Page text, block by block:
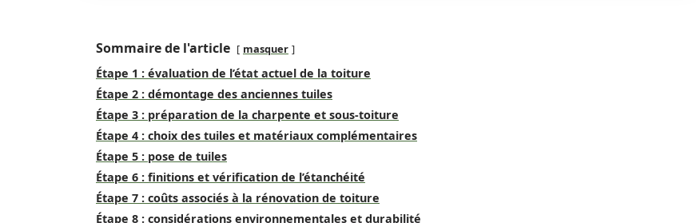
Sommaire de l'article masquer
Étape 1 : évaluation de l’état actuel de la toiture
Étape 2 : démontage des anciennes tuiles
Étape 3 : préparation de la charpente et sous-toiture
Étape 4 : choix des tuiles et matériaux complémentaires
Étape 5 : pose de tuiles
Étape 6 : finitions et vérification de l’étanchéité
Étape 7 : coûts associés à la rénovation de toiture
Étape 8 : considérations environnementales et durabilité